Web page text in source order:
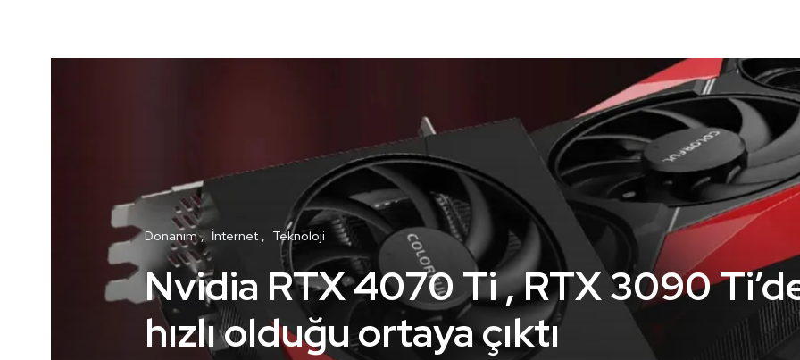
Donanım İnternet Teknoloji
Nvidia RTX 4070 Ti , RTX 3090
hızlı olduğu ortaya çıktı